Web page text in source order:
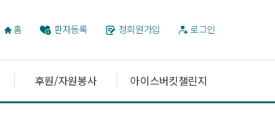
홈 환자등록 정회원가입 로그인
후원/자원봉사 아이스버킷챌린지